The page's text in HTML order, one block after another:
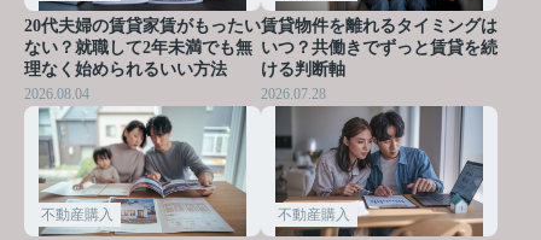
20代夫婦の賃貸家賃がもったい
ない？就職して2年未満でも無
理なく始められるいい方法
2026.08.04
賃貸物件を離れるタイミングは
いつ？共働きでずっと賃貸を続
ける判断軸
2026.07.28
不動産購入 不動産購入